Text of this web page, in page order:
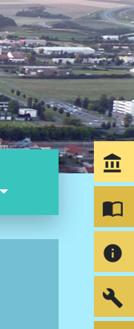
account_balance
import_contacts
info
build